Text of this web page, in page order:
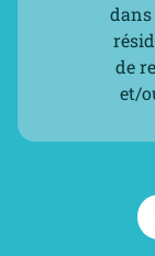
dans
de
et/